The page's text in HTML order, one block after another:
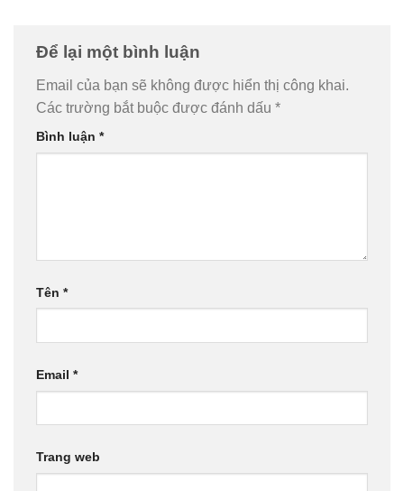
Để lại một bình luận
Email của bạn sẽ không được hiển thị công khai.
Các trường bắt buộc được đánh dấu *
Bình luận *
Tên *
Email *
Trang web